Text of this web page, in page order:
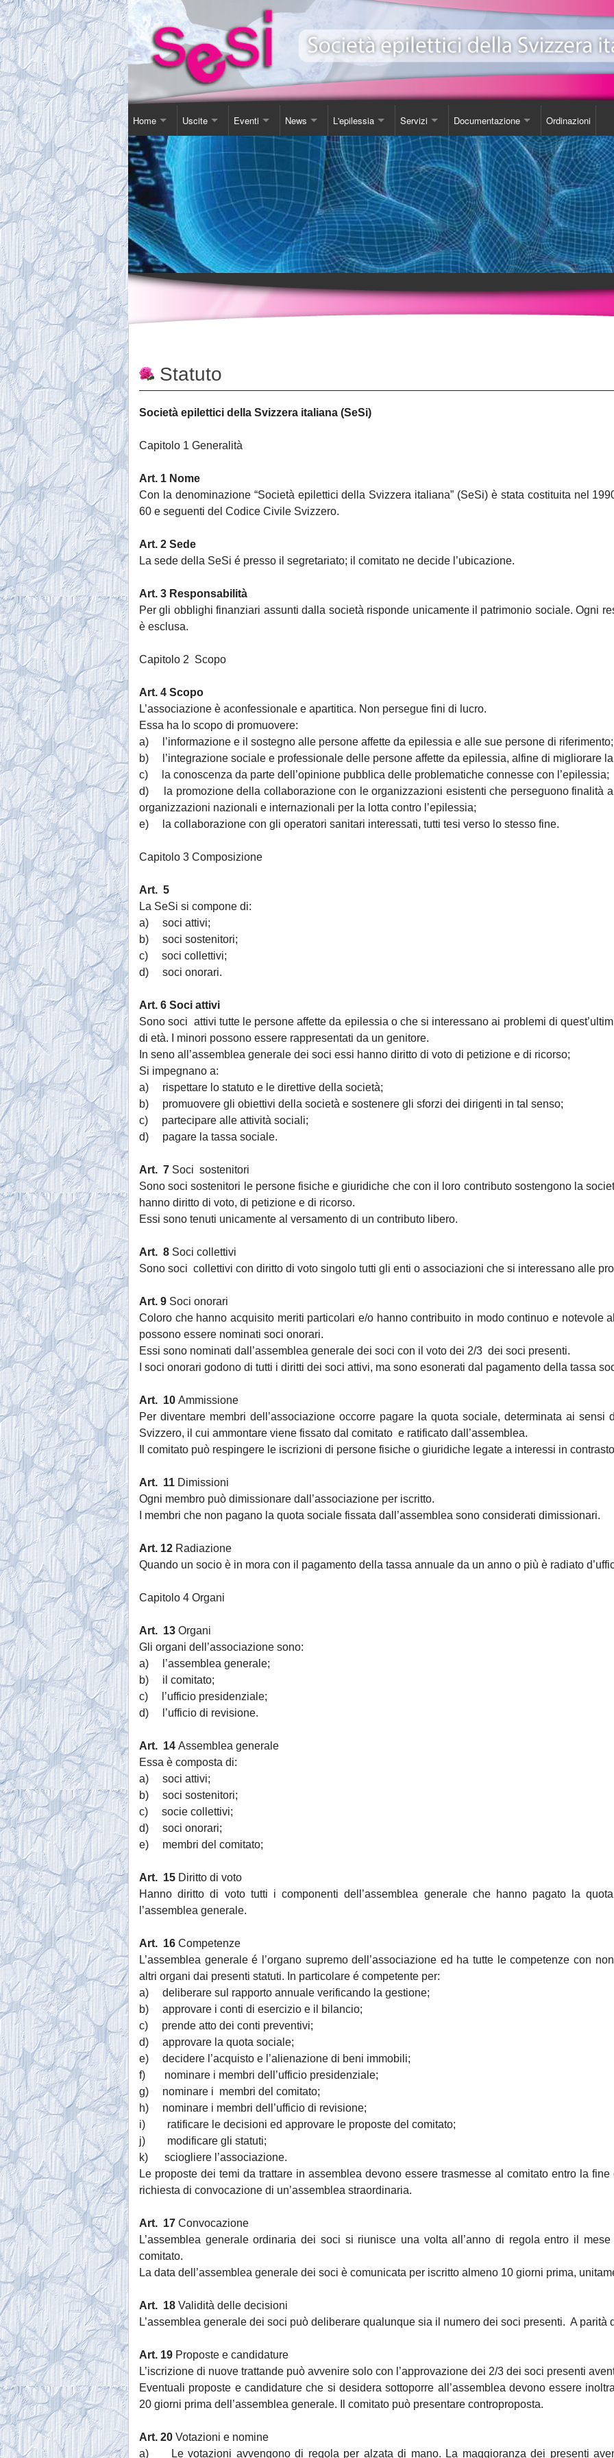
Home
Contatti
Chi Siamo
Comitato
Tassa Sociale
Statuto
Uscite
Corso Soggiorno
Gita Autunnale
Incontri in Piscina
Altro
Eventi
Giornata Inter-Nazionale Epilessia
Corsi e conferenze
Video Presentazione EeXpPiO
Sensibilizzazione
Teatro
News
Comunicazioni
Agenda
Esposizione sull'epilessia
Novita'
L'epilessia
Come Comportarsi
Servizi
Consulenza
Luoghi d'incontro
Biblioteca
Videoteca
Carta SOS
Documentazione
Libro
Studi
DVD
Opuscoli
Ordinazioni
Ordinazioni
Statuto
Società epilettici della Svizzera italiana (SeSi)
Capitolo 1 Generalità
Art. 1 Nome
Con la denominazione “Società epilettici della Svizzera italiana” (SeSi) è stata costituita nel
60 e seguenti del Codice Civile Svizzero.
Art. 2 Sede
La sede della SeSi é presso il segretariato; il comitato ne decide l’ubicazione.
Art. 3 Responsabilità
Per gli obblighi finanziari assunti dalla società risponde unicamente il patrimonio sociale. Ogni
è esclusa.
Capitolo 2 Scopo
Art. 4 Scopo
L’associazione è aconfessionale e apartitica. Non persegue fini di lucro.
Essa ha lo scopo di promuovere:
a) l’informazione e il sostegno alle persone affette da epilessia e alle sue persone di riferimento;
b) l’integrazione sociale e professionale delle persone affette da epilessia, alfine di migliorare
c) la conoscenza da parte dell’opinione pubblica delle problematiche connesse con l’epilessia;
d) la promozione della collaborazione con le organizzazioni esistenti che perseguono finalità
organizzazioni nazionali e internazionali per la lotta contro l’epilessia;
e) la collaborazione con gli operatori sanitari interessati, tutti tesi verso lo stesso fine.
Capitolo 3 Composizione
Art. 5
La SeSi si compone di:
a) soci attivi;
b) soci sostenitori;
c) soci collettivi;
d) soci onorari.
Art. 6 Soci attivi
Sono soci attivi tutte le persone affette da epilessia o che si interessano ai problemi di
di età. I minori possono essere rappresentati da un genitore.
In seno all’assemblea generale dei soci essi hanno diritto di voto di petizione e di ricorso;
Si impegnano a:
a) rispettare lo statuto e le direttive della società;
b) promuovere gli obiettivi della società e sostenere gli sforzi dei dirigenti in tal senso;
c) partecipare alle attività sociali;
d) pagare la tassa sociale.
Art. 7 Soci sostenitori
Sono soci sostenitori le persone fisiche e giuridiche che con il loro contributo sostengono la
hanno diritto di voto, di petizione e di ricorso.
Essi sono tenuti unicamente al versamento di un contributo libero.
Art. 8 Soci collettivi
Sono soci collettivi con diritto di voto singolo tutti gli enti o associazioni che si interessano alle
Art. 9 Soci onorari
Coloro che hanno acquisito meriti particolari e/o hanno contribuito in modo continuo e notevole
possono essere nominati soci onorari.
Essi sono nominati dall’assemblea generale dei soci con il voto dei 2/3 dei soci presenti.
I soci onorari godono di tutti i diritti dei soci attivi, ma sono esonerati dal pagamento della tassa
Art. 10 Ammissione
Per diventare membri dell’associazione occorre pagare la quota sociale, determinata ai sensi
Svizzero, il cui ammontare viene fissato dal comitato e ratificato dall’assemblea.
Il comitato può respingere le iscrizioni di persone fisiche o giuridiche legate a interessi in
Art. 11 Dimissioni
Ogni membro può dimissionare dall’associazione per iscritto.
I membri che non pagano la quota sociale fissata dall’assemblea sono considerati dimissionari.
Art. 12 Radiazione
Quando un socio è in mora con il pagamento della tassa annuale da un anno o più è radiato
Capitolo 4 Organi
Art. 13 Organi
Gli organi dell’associazione sono:
a) l’assemblea generale;
b) il comitato;
c) l’ufficio presidenziale;
d) l’ufficio di revisione.
Art. 14 Assemblea generale
Essa è composta di:
a) soci attivi;
b) soci sostenitori;
c) socie collettivi;
d) soci onorari;
e) membri del comitato;
Art. 15 Diritto di voto
Hanno diritto di voto tutti i componenti dell’assemblea generale che hanno pagato la
l’assemblea generale.
Art. 16 Competenze
L’assemblea generale é l’organo supremo dell’associazione ed ha tutte le competenze con
altri organi dai presenti statuti. In particolare é competente per:
a) deliberare sul rapporto annuale verificando la gestione;
b) approvare i conti di esercizio e il bilancio;
c) prende atto dei conti preventivi;
d) approvare la quota sociale;
e) decidere l’acquisto e l’alienazione di beni immobili;
f) nominare i membri dell’ufficio presidenziale;
g) nominare i membri del comitato;
h) nominare i membri dell’ufficio di revisione;
i) ratificare le decisioni ed approvare le proposte del comitato;
j) modificare gli statuti;
k) sciogliere l’associazione.
Le proposte dei temi da trattare in assemblea devono essere trasmesse al comitato entro la
richiesta di convocazione di un’assemblea straordinaria.
Art. 17 Convocazione
L’assemblea generale ordinaria dei soci si riunisce una volta all’anno di regola entro il
comitato.
La data dell’assemblea generale dei soci è comunicata per iscritto almeno 10 giorni prima,
Art. 18 Validità delle decisioni
L’assemblea generale dei soci può deliberare qualunque sia il numero dei soci presenti. A parità
Art. 19 Proposte e candidature
L’iscrizione di nuove trattande può avvenire solo con l’approvazione dei 2/3 dei soci presenti
Eventuali proposte e candidature che si desidera sottoporre all’assemblea devono essere
20 giorni prima dell’assemblea generale. Il comitato può presentare controproposta.
Art. 20 Votazioni e nomine
a) Le votazioni avvengono di regola per alzata di mano. La maggioranza dei presenti